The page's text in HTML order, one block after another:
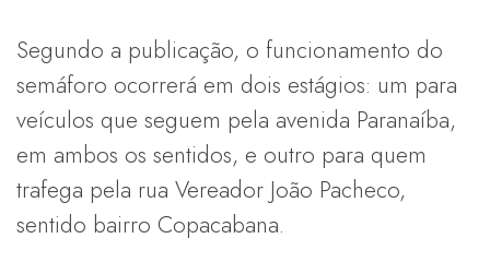
Segundo a publicação, o funcionamento do
semáforo ocorrerá em dois estágios: um para
veículos que seguem pela avenida Paranaíba,
em ambos os sentidos, e outro para quem
trafega pela rua Vereador João Pacheco,
sentido bairro Copacabana.